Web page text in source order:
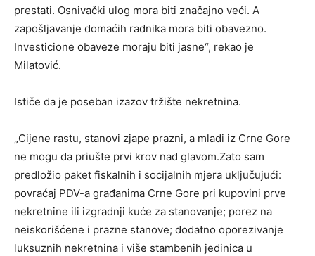
prestati. Osnivački ulog mora biti značajno veći. A
zapošljavanje domaćih radnika mora biti obavezno.
Investicione obaveze moraju biti jasne“, rekao je
Milatović.
Ističe da je poseban izazov tržište nekretnina.
„Cijene rastu, stanovi zjape prazni, a mladi iz Crne Gore
ne mogu da priušte prvi krov nad glavom.Zato sam
predložio paket fiskalnih i socijalnih mjera uključujući:
povraćaj PDV-a građanima Crne Gore pri kupovini prve
nekretnine ili izgradnji kuće za stanovanje; porez na
neiskorišćene i prazne stanove; dodatno oporezivanje
luksuznih nekretnina i više stambenih jedinica u